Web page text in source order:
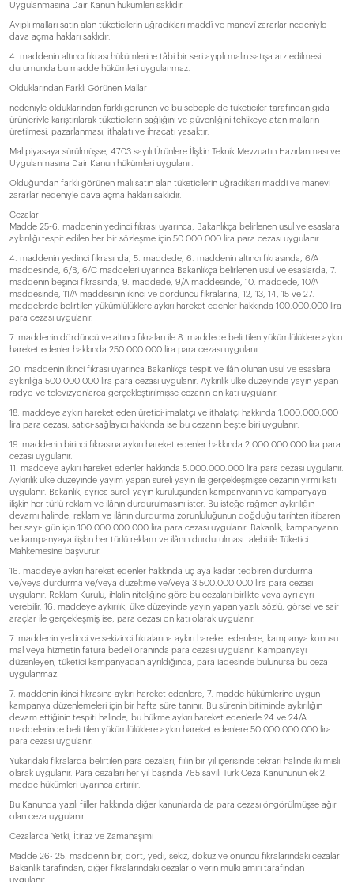
Uygulanmasına Dair Kanun hükümleri saklıdır.
Ayıplı malları satın alan tüketicilerin uğradıkları maddî ve manevî zararlar nedeniyle
dava açma hakları saklıdır.
4. maddenin altıncı fıkrası hükümlerine tâbi bir seri ayıplı malın satışa arz edilmesi
durumunda bu madde hükümleri uygulanmaz.
Olduklarından Farklı Görünen Mallar
nedeniyle olduklarından farklı görünen ve bu sebeple de tüketiciler tarafından gıda
ürünleriyle karıştırılarak tüketicilerin sağlığını ve güvenliğini tehlikeye atan malların
üretilmesi, pazarlanması, ithalatı ve ihracatı yasaktır.
Mal piyasaya sürülmüşse, 4703 sayılı Ürünlere İlişkin Teknik Mevzuatın Hazırlanması ve
Uygulanmasına Dair Kanun hükümleri uygulanır.
Olduğundan farklı görünen malı satın alan tüketicilerin uğradıkları maddi ve manevi
zararlar nedeniyle dava açma hakları saklıdır.
Cezalar
Madde 25-6. maddenin yedinci fıkrası uyarınca, Bakanlıkça belirlenen usul ve esaslara
aykırılığı tespit edilen her bir sözleşme için 50.000.000 lira para cezası uygulanır.
4. maddenin yedinci fıkrasında, 5. maddede, 6. maddenin altıncı fıkrasında, 6/A
maddesinde, 6/B, 6/C maddeleri uyarınca Bakanlıkça belirlenen usul ve esaslarda, 7.
maddenin beşinci fıkrasında, 9. maddede, 9/A maddesinde, 10. maddede, 10/A
maddesinde, 11/A maddesinin ikinci ve dördüncü fıkralarına, 12, 13, 14, 15 ve 27.
maddelerde belirtilen yükümlülüklere aykırı hareket edenler hakkında 100.000.000 lira
para cezası uygulanır.
7. maddenin dördüncü ve altıncı fıkraları ile 8. maddede belirtilen yükümlülüklere aykırı
hareket edenler hakkında 250.000.000 lira para cezası uygulanır.
20. maddenin ikinci fıkrası uyarınca Bakanlıkça tespit ve ilân olunan usul ve esaslara
aykırılığa 500.000.000 lira para cezası uygulanır. Aykırılık ülke düzeyinde yayın yapan
radyo ve televizyonlarca gerçekleştirilmişse cezanın on katı uygulanır.
18. maddeye aykırı hareket eden üretici-imalatçı ve ithalatçı hakkında 1.000.000.000
lira para cezası, satıcı-sağlayıcı hakkında ise bu cezanın beşte biri uygulanır.
19. maddenin birinci fıkrasına aykırı hareket edenler hakkında 2.000.000.000 lira para
cezası uygulanır.
11. maddeye aykırı hareket edenler hakkında 5.000.000.000 lira para cezası uygulanır.
Aykırılık ülke düzeyinde yayım yapan süreli yayın ile gerçekleşmişse cezanın yirmi katı
uygulanır. Bakanlık, ayrıca süreli yayın kuruluşundan kampanyanın ve kampanyaya
ilişkin her türlü reklam ve ilânın durdurulmasını ister. Bu isteğe rağmen aykırılığın
devamı halinde, reklam ve ilânın durdurma zorunluluğunun doğduğu tarihten itibaren
her sayı- gün için 100.000.000.000 lira para cezası uygulanır. Bakanlık, kampanyanın
ve kampanyaya ilişkin her türlü reklam ve ilânın durdurulması talebi ile Tüketici
Mahkemesine başvurur.
16. maddeye aykırı hareket edenler hakkında üç aya kadar tedbiren durdurma
ve/veya durdurma ve/veya düzeltme ve/veya 3.500.000.000 lira para cezası
uygulanır. Reklam Kurulu, ihlalin niteliğine göre bu cezaları birlikte veya ayrı ayrı
verebilir. 16. maddeye aykırılık, ülke düzeyinde yayın yapan yazılı, sözlü, görsel ve sair
araçlar ile gerçekleşmiş ise, para cezası on katı olarak uygulanır.
7. maddenin yedinci ve sekizinci fıkralarına aykırı hareket edenlere, kampanya konusu
mal veya hizmetin fatura bedeli oranında para cezası uygulanır. Kampanyayı
düzenleyen, tüketici kampanyadan ayrıldığında, para iadesinde bulunursa bu ceza
uygulanmaz.
7. maddenin ikinci fıkrasına aykırı hareket edenlere, 7. madde hükümlerine uygun
kampanya düzenlemeleri için bir hafta süre tanınır. Bu sürenin bitiminde aykırılığın
devam ettiğinin tespiti halinde, bu hükme aykırı hareket edenlerle 24 ve 24/A
maddelerinde belirtilen yükümlülüklere aykırı hareket edenlere 50.000.000.000 lira
para cezası uygulanır.
Yukarıdaki fıkralarda belirtilen para cezaları, fiilin bir yıl içerisinde tekrarı halinde iki misli
olarak uygulanır. Para cezaları her yıl başında 765 sayılı Türk Ceza Kanununun ek 2.
madde hükümleri uyarınca artırılır.
Bu Kanunda yazılı fiiller hakkında diğer kanunlarda da para cezası öngörülmüşse ağır
olan ceza uygulanır.
Cezalarda Yetki, İtiraz ve Zamanaşımı
Madde 26- 25. maddenin bir, dört, yedi, sekiz, dokuz ve onuncu fıkralarındaki cezalar
Bakanlık tarafından, diğer fıkralarındaki cezalar o yerin mülki amiri tarafından
uygulanır.